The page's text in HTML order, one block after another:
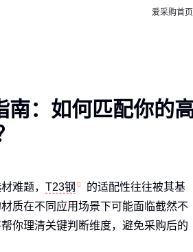
爱采购首页
南：如何匹配你的
难题， T23钢
的适配性往往被其基
质在不同应用场景下可能面临截然不
你理清关键判断维度，避免采购后的